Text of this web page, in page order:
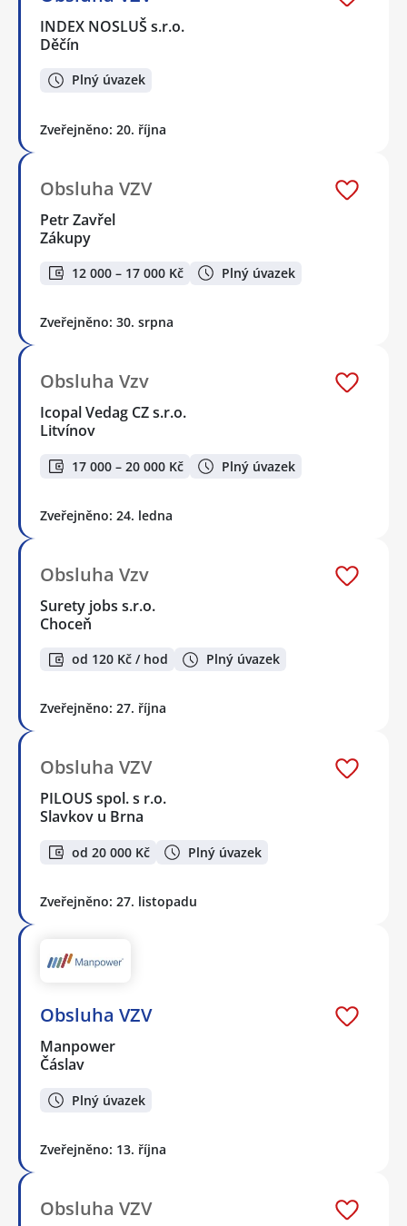
INDEX NOSLUŠ s.r.o.
Děčín
Plný úvazek
Zveřejněno: 20. října
Obsluha VZV
Petr Zavřel
Zákupy
12 000 – 17 000 Kč Plný úvazek
Zveřejněno: 30. srpna
Obsluha Vzv
Icopal Vedag CZ s.r.o.
Litvínov
17 000 – 20 000 Kč Plný úvazek
Zveřejněno: 24. ledna
Obsluha Vzv
Surety jobs s.r.o.
Choceň
od 120 Kč / hod Plný úvazek
Zveřejněno: 27. října
Obsluha VZV
PILOUS spol. s r.o.
Slavkov u Brna
od 20 000 Kč Plný úvazek
Zveřejněno: 27. listopadu
Obsluha VZV
Manpower
Čáslav
Plný úvazek
Zveřejněno: 13. října
Obsluha VZV